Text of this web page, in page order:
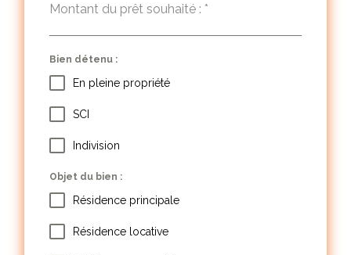
Montant du prêt souhaité : *
Bien détenu :
En pleine propriété
SCI
Indivision
Objet du bien :
Résidence principale
Résidence locative